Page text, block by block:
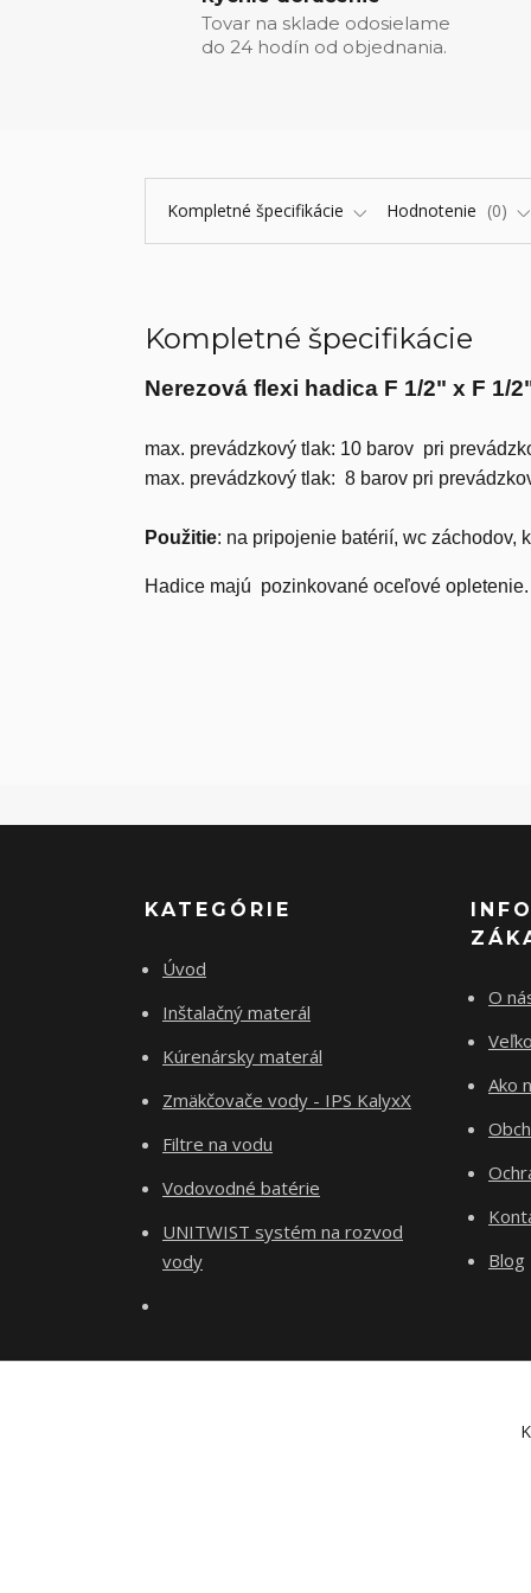
Tovar na sklade odosielame
do 24 hodín od objednania.
Kompletné špecifikácie Hodnotenie 0
Kompletné špecifikácie
Nerezová flexi hadica F 1/2" x F 1/
max. prevádzkový tlak: 10 barov pri
max. prevádzkový tlak: 8 barov pri
Použitie: na pripojenie batérií, wc záchodov,
Hadice majú pozinkované oceľové opletenie.
KATEGÓRIE
Úvod
Inštalačný materál
Kúrenársky materál
Zmäkčovače vody - IPS KalyxX
Filtre na vodu
Vodovodné batérie
UNITWIST systém na rozvod
vody
O
Ako
Blog